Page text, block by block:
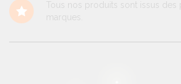
Tous nos produits sont issus des
marques.